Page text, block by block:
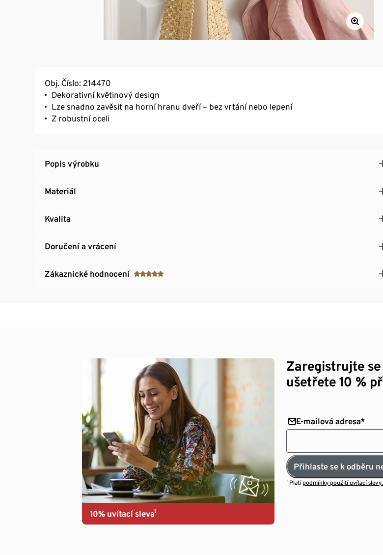
Obj. Číslo: 214470
Dekorativní květinový design
Lze snadno zavěsit na horní hranu dveří – bez vrtání nebo lepení
Z robustní oceli
Popis výrobku
Materiál
Kvalita
Doručení a vrácení
Zákaznické hodnocení
10% uvítací sleva¹
Zaregistrujte
ušetřete 10 %
E-mailová adresa*
Přihlaste se k odběru
¹ Platí podmínky použití uvítací slevy.